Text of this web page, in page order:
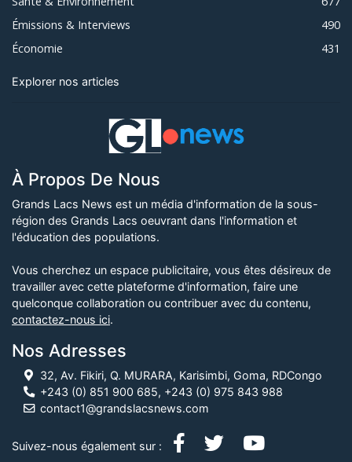
Émissions & Interviews
490
Économie
431
Explorer nos articles
À Propos De Nous
Grands Lacs News est un média d'information de la sous-
région des Grands Lacs oeuvrant dans l'information et
l'éducation des populations.
Vous cherchez un espace publicitaire, vous êtes désireux de
travailler avec cette plateforme d'information, faire une
quelconque collaboration ou contribuer avec du contenu,
contactez-nous ici.
Nos Adresses
32, Av. Fikiri, Q. MURARA, Karisimbi, Goma, RDCongo
+243 (0) 851 900 685, +243 (0) 975 843 988
contact1@grandslacsnews.com
Suivez-nous également sur :